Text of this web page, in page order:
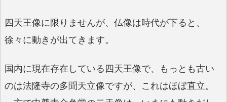
四天王像に限りませんが、仏像は時代が下ると、
徐々に動きが出てきます。
国内に現在存在している四天王像で、もっとも古い
のは法隆寺の多聞天立像ですが、これはほぼ直立。